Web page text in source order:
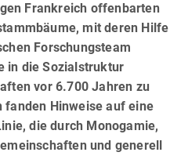
Frankreich offenbarten
mit deren Hilfe
Forschungsteam
in die Sozialstruktur
vor 6.700 Jahren zu
fanden Hinweise auf eine
die durch Monogamie,
und generell